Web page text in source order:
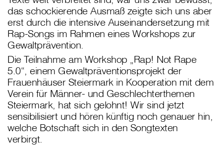
das schockierende Ausmaß zeigte sich uns aber
erst durch die intensive Auseinandersetzung mit
Rap-Songs im Rahmen eines Workshops zur
Gewaltprävention.
Die Teilnahme am Workshop „Rap! Not Rape
5.0“, einem Gewaltpräventionsprojekt der
Frauenhäuser Steiermark in Kooperation mit dem
Verein für Männer- und Geschlechterthemen
Steiermark, hat sich gelohnt! Wir sind jetzt
sensibilisiert und hören künftig noch genauer hin,
welche Botschaft sich in den Songtexten
verbirgt.